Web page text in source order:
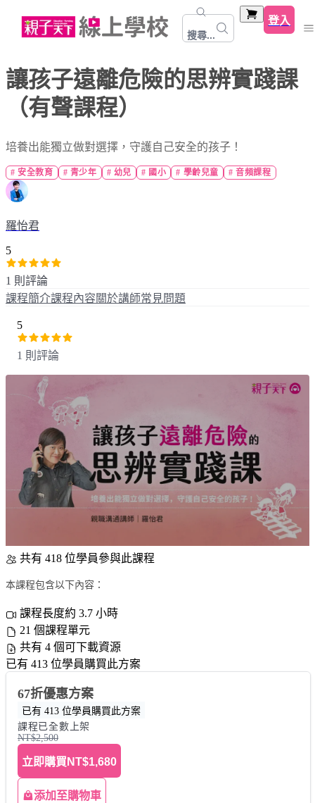
搜尋...
登入
讓孩子遠離危險的思辨實踐課
（有聲課程）
培養出能獨立做對選擇，守護自己安全的孩子！
#安全教育 # 青少年 # 幼兒 # 國小 # 學齡兒童 #音頻課程
羅怡君
5
1 則評論
課程簡介課程內容關於講師常見問題
5
1 則評論
共有 418 位學員參與此課程
本課程包含以下內容：
課程長度約 3.7 小時
21 個課程單元
共有 4 個可下載資源
已有 413 位學員購買此方案
67折優惠方案
已有 413 位學員購買此方案
課程已全數上架
NT$2,500
立即購買 NT$1,680
添加至購物車